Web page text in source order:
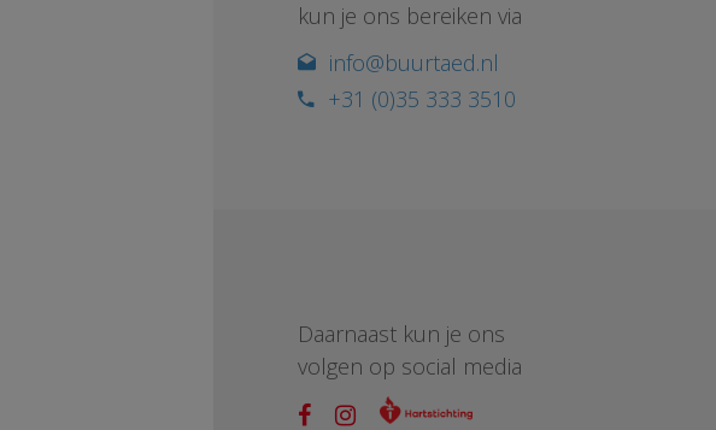
kun je ons bereiken via
info@buurtaed.nl
+31 (0)35 333 3510
Daarnaast kun je ons
volgen op social media